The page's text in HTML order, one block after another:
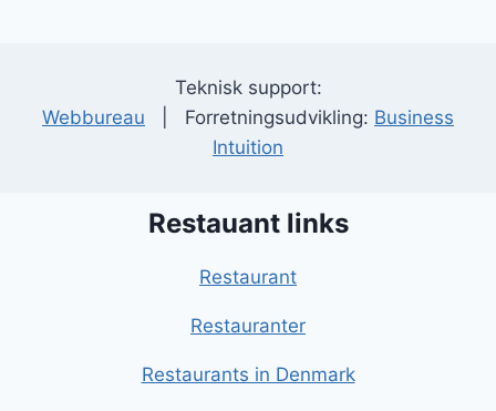
Teknisk support:
Webbureau | Forretningsudvikling: Business
Intuition
Restauant links
Restaurant
Restauranter
Restaurants in Denmark